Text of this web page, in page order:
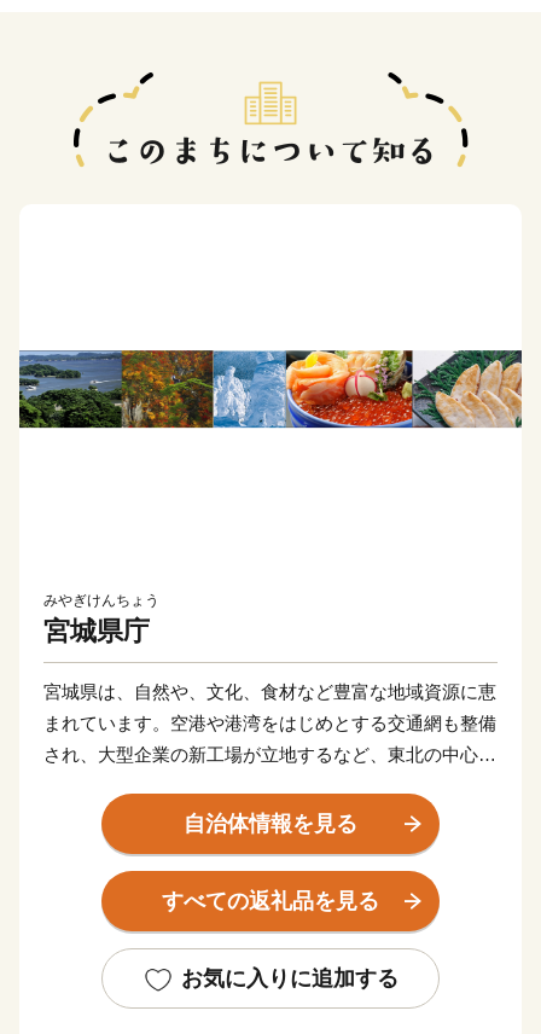
みやぎけんちょう
宮城県庁
宮城県は、自然や、文化、食材など豊富な地域資源に恵
まれています。空港や港湾をはじめとする交通網も整備
され、大型企業の新工場が立地するなど、東北の中心と
東日本大震災により甚大な被害を受けましたが、再生と
さらなる発展につながる「創造的な復興」に向けた取り
組みを推進し、県民の皆さんと力を合わせ、魅力ある宮
城を築いてまいります。
自治体情報を見る
すべての返礼品を見る
お気に入りに追加する